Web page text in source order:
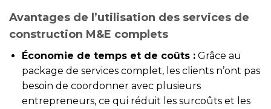
Avantages de l’utilisation des services de
construction M&E complets
Économie de temps et de coûts :Grâce au
package de services complet, les clients n’ont pas
besoin de coordonner avec plusieurs
entrepreneurs, ce qui réduit les surcoûts et les